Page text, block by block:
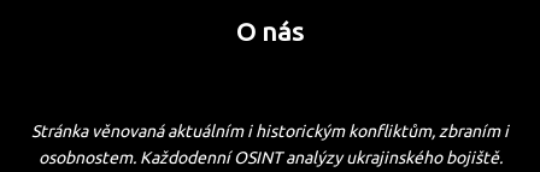
O nás
Stránka věnovaná aktuálním i historickým konfliktům, zbraním i
osobnostem. Každodenní OSINT analýzy ukrajinského bojiště.